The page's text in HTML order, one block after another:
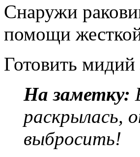
Снаружи
помощи
Готовить мидий
На заметку:
раскрылась,
выбросить!